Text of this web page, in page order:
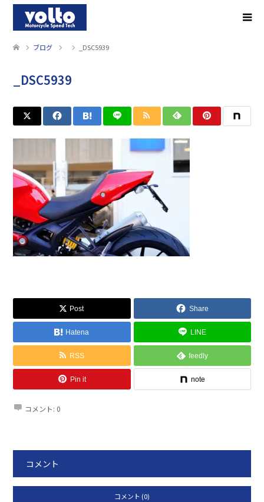
ブログ _DSC5939
_DSC5939
Post Share
Hatena LINE
RSS feedly
Pin it note
コメント: 0
コメント
コメント (0)